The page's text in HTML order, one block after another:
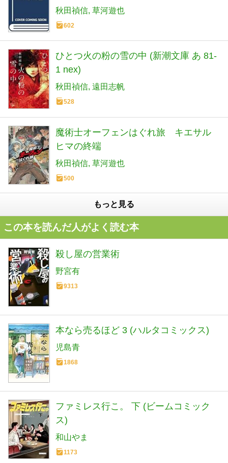
40-2)
秋田禎信 草河遊也
602
ひとつ火の粉の雪の中 (新潮文庫 あ 81-
1 nex)
秋田禎信 遠田志帆
528
魔術士オーフェンはぐれ旅 キエサル
ヒマの終端
秋田禎信 草河遊也
500
もっと見る
この本を読んだ人がよく読む本
殺し屋の営業術
野宮有
9313
本なら売るほど 3 (ハルタコミックス)
児島青
1868
ファミレス行こ。 下 (ビームコミック
ス)
和山やま
1173